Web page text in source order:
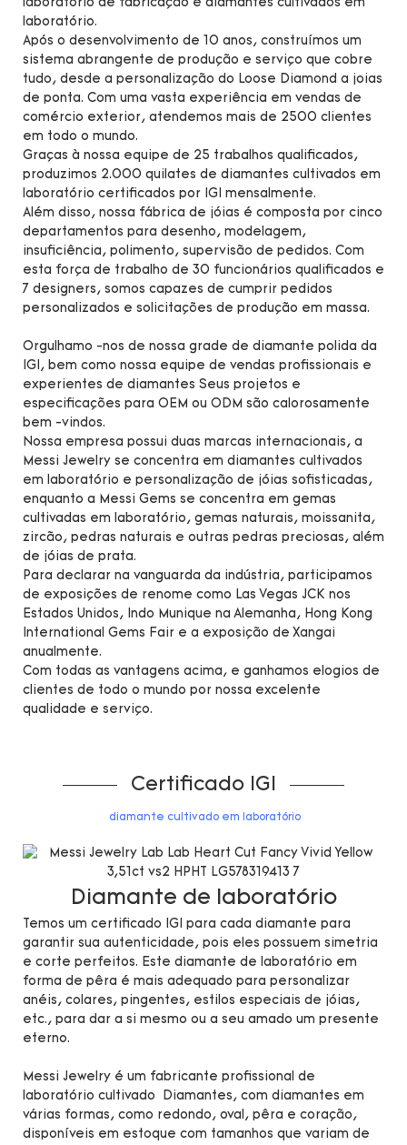
laboratório de fabricação e diamantes cultivados em
laboratório.
Após o desenvolvimento de 10 anos, construímos um
sistema abrangente de produção e serviço que cobre
tudo, desde a personalização do Loose Diamond a joias
de ponta. Com uma vasta experiência em vendas de
comércio exterior, atendemos mais de 2500 clientes
em todo o mundo.
Graças à nossa equipe de 25 trabalhos qualificados,
produzimos 2.000 quilates de diamantes cultivados em
laboratório certificados por IGI mensalmente.
Além disso, nossa fábrica de jóias é composta por cinco
departamentos para desenho, modelagem,
insuficiência, polimento, supervisão de pedidos. Com
esta força de trabalho de 30 funcionários qualificados e
7 designers, somos capazes de cumprir pedidos
personalizados e solicitações de produção em massa.
Orgulhamo -nos de nossa grade de diamante polida da
IGI, bem como nossa equipe de vendas profissionais e
experientes de diamantes Seus projetos e
especificações para OEM ou ODM são calorosamente
bem -vindos.
Nossa empresa possui duas marcas internacionais, a
Messi Jewelry se concentra em diamantes cultivados
em laboratório e personalização de jóias sofisticadas,
enquanto a Messi Gems se concentra em gemas
cultivadas em laboratório, gemas naturais, moissanita,
zircão, pedras naturais e outras pedras preciosas, além
de jóias de prata.
Para declarar na vanguarda da indústria, participamos
de exposições de renome como Las Vegas JCK nos
Estados Unidos, Indo Munique na Alemanha, Hong Kong
International Gems Fair e a exposição de Xangai
anualmente.
Com todas as vantagens acima, e ganhamos elogios de
clientes de todo o mundo por nossa excelente
qualidade e serviço.
Certificado IGI
diamante cultivado em laboratório
Diamante de laboratório
Temos um certificado IGI para cada diamante para
garantir sua autenticidade, pois eles possuem simetria
e corte perfeitos. Este diamante de laboratório em
forma de pêra é mais adequado para personalizar
anéis, colares, pingentes, estilos especiais de jóias,
etc., para dar a si mesmo ou a seu amado um presente
eterno.
Messi Jewelry é um fabricante profissional de
laboratório cultivado Diamantes, com diamantes em
várias formas, como redondo, oval, pêra e coração,
disponíveis em estoque com tamanhos que variam de